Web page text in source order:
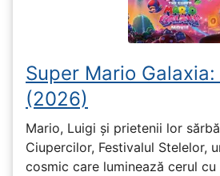
Super Mario Galaxia:
(2026)
Mario, Luigi și prietenii lor
Ciupercilor, Festivalul Stelelor,
cosmic care luminează cerul